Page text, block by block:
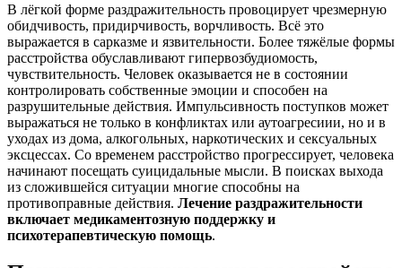
В лёгкой форме раздражительность провоцирует чрезмерную
обидчивость, придирчивость, ворчливость. Всё это
выражается в сарказме и язвительности. Более тяжёлые формы
расстройства обуславливают гипервозбудиомость,
чувствительность. Человек оказывается не в состоянии
контролировать собственные эмоции и способен на
разрушительные действия. Импульсивность поступков может
выражаться не только в конфликтах или аутоагресиии, но и в
уходах из дома, алкогольных, наркотических и сексуальных
эксцессах. Со временем расстройство прогрессирует, человека
начинают посещать суицидальные мысли. В поисках выхода
из сложившейся ситуации многие способны на
противоправные действия. Лечение раздражительности
включает медикаментозную поддержку и
психотерапевтическую помощь.